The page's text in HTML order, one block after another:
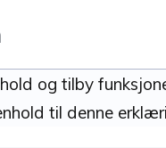
og tilby
til denne